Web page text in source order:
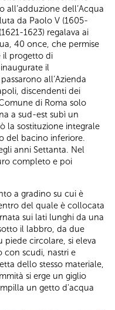
all’adduzione dell’Acqua
da Paolo V (1605-
1623) regalava ai
40 once, che permise
il progetto di
il
all’Azienda
discendenti dei
di Roma solo
a sud-est subì un
la sostituzione integrale
del bacino inferiore.
anni Settanta. Nel
completo e poi
a gradino su cui è
del quale è collocata
sui lati lunghi da una
il labbro, da due
piede circolare, si eleva
con scudi, nastri e
dello stesso materiale,
si erge un giglio
un getto d'acqua